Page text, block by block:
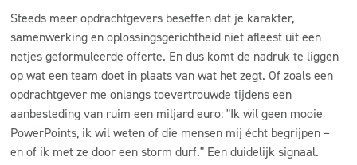
Steeds meer opdrachtgevers beseffen dat je karakter,
samenwerking en oplossingsgerichtheid niet afleest uit een
netjes geformuleerde offerte. En dus komt de nadruk te liggen
op wat een team doet in plaats van wat het zegt. Of zoals een
opdrachtgever me onlangs toevertrouwde tijdens een
aanbesteding van ruim een miljard euro: "Ik wil geen mooie
PowerPoints, ik wil weten of die mensen mij écht begrijpen –
en of ik met ze door een storm durf." Een duidelijk signaal.